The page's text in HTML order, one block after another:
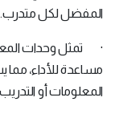
المفضل لكل متدرب.
مساعدة للأداء،
المعلومات أو